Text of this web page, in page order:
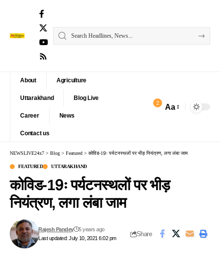
About Agriculture
Uttarakhand Blog Live
Career News
Contact us
2 Aa
NEWSLIVE24x7 > Blog > Featured > कोविड-19ः पर्यटनस्थलों पर भीड़ नियंत्रण, लगा लंबा जाम
FEATURED UTTARAKHAND
कोविड-19ः पर्यटनस्थलों पर भीड़
नियंत्रण, लगा लंबा जाम
Last updated: July 10, 2021 6:02 pm
Rajesh Pandey 5 years ago
Share